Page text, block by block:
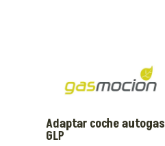
Adaptar coche autogas
GLP